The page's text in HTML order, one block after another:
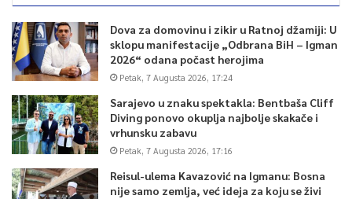
Dova za domovinu i zikir u Ratnoj džamiji: U
sklopu manifestacije „Odbrana BiH – Igman
2026“ odana počast herojima
Petak, 7 Augusta 2026, 17:24
Sarajevo u znaku spektakla: Bentbaša Cliff
Diving ponovo okuplja najbolje skakače i
vrhunsku zabavu
Petak, 7 Augusta 2026, 17:16
Reisul-ulema Kavazović na Igmanu: Bosna
nije samo zemlja, već ideja za koju se živi